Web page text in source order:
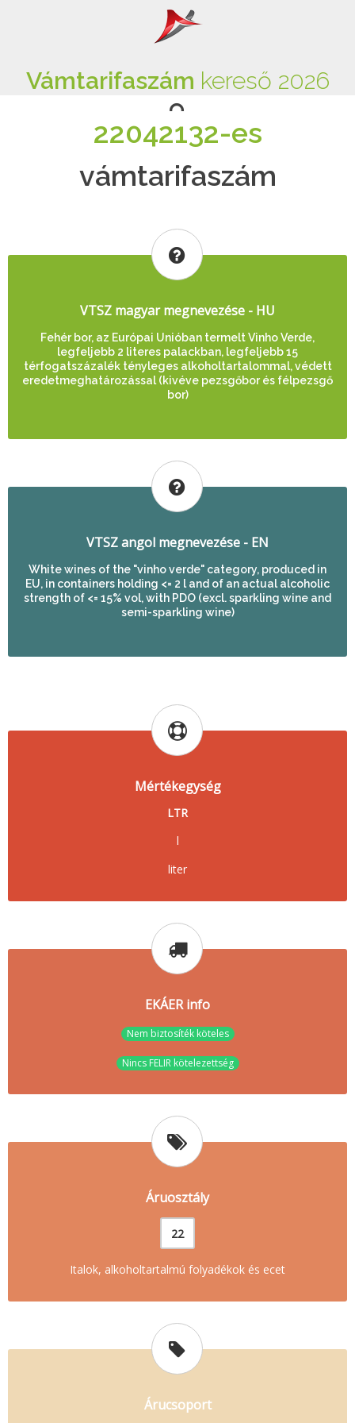
Vámtarifaszám kereső 2026
22042132-es
vámtarifaszám
VTSZ magyar megnevezése - HU
Fehér bor, az Európai Unióban termelt Vinho Verde,
legfeljebb 2 literes palackban, legfeljebb 15
térfogatszázalék tényleges alkoholtartalommal, védett
eredetmeghatározással (kivéve pezsgőbor és félpezsgő
bor)
VTSZ angol megnevezése - EN
White wines of the "vinho verde" category, produced in
EU, in containers holding <= 2 l and of an actual alcoholic
strength of <= 15% vol, with PDO (excl. sparkling wine and
semi-sparkling wine)
Mértékegység
LTR
l
liter
EKÁER info
Nem biztosíték köteles
Nincs FELIR kötelezettség
Áruosztály
22
Italok, alkoholtartalmú folyadékok és ecet
Árucsoport